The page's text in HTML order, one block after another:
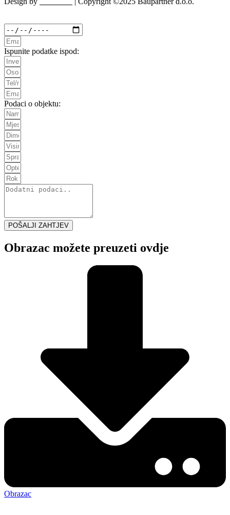
Ispunite podatke ispod:
Podaci o objektu:
POŠALJI ZAHTJEV
Obrazac možete preuzeti ovdje
Obrazac